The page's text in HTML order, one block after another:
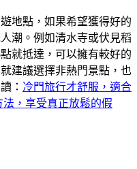
地點，如果希望獲得好的
潮。例如清水寺或伏見稻
就抵達，可以擁有較好的
建議選擇非熱門景點，也
： 冷門旅行才舒服，適合
，享受真正放鬆的假